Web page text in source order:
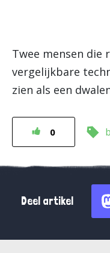
Twee mensen die
vergelijkbare
zien als een
0
Deel artikel